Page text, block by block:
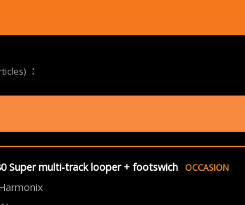
:
Super multi-track looper + footswich OCCASION